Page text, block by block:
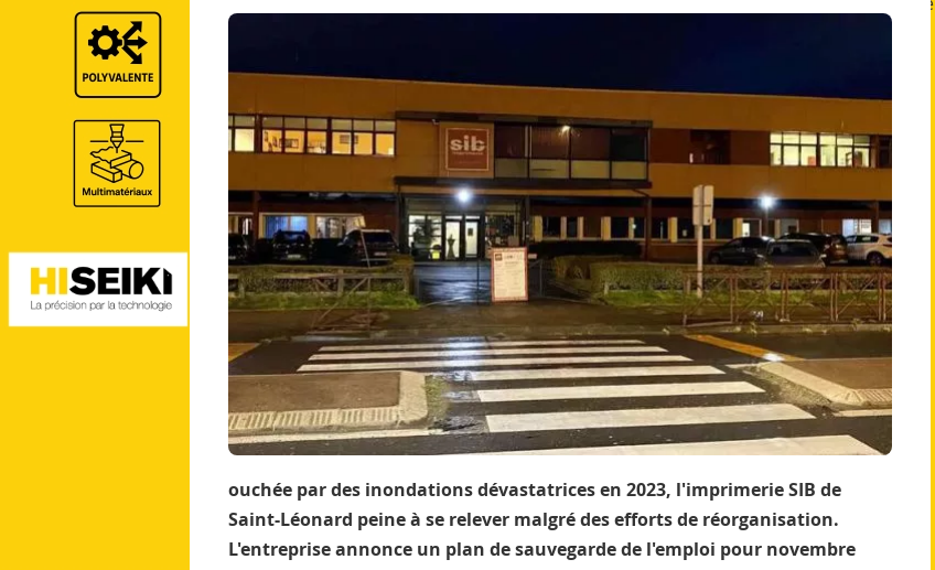
l'imprimerie
ouchée par des inondations dévastatrices en 2023, l'imprimerie SIB de
Saint-Léonard peine à se relever malgré des efforts de réorganisation.
L'entreprise annonce un plan de sauvegarde de l'emploi pour novembre